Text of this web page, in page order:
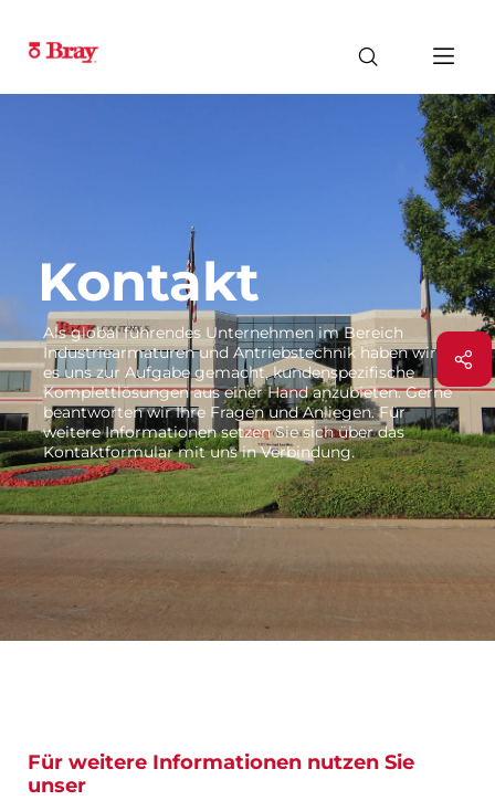
Kontakt
Als global führendes Unternehmen im Bereich
Industriearmaturen und Antriebstechnik haben wir
es uns zur Aufgabe gemacht, kundenspezifische
Komplettlösungen aus einer Hand anzubieten. Gerne
beantworten wir Ihre Fragen und Anliegen. Für
weitere Informationen setzen Sie sich über das
Kontaktformular mit uns in Verbindung.
Für weitere Informationen nutzen Sie
unser